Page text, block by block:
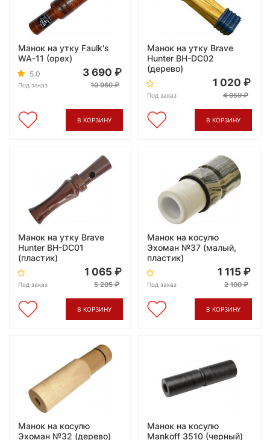
Манок на утку Faulk's
WA-11 (орех)
5.0
Под заказ
3 690
10 960
В КОРЗИНУ
Манок на утку Brave
Hunter BH-DC02
(дерево)
Под заказ
1 020
4 050
В КОРЗИНУ
Манок на утку Brave
Hunter BH-DC01
(пластик)
Под заказ
1 065
5 205
В КОРЗИНУ
Манок на косулю
Эхоман №37 (малый,
пластик)
Под заказ
1 115
2 100
В КОРЗИНУ
Манок на косулю
Эхоман №32 (дерево)
Манок на косулю
Mankoff 3510 (черный)